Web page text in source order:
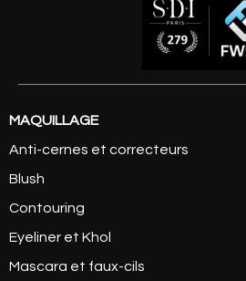
MAQUILLAGE
Anti-cernes et correcteurs
Blush
Contouring
Eyeliner et Khol
Mascara et faux-cils